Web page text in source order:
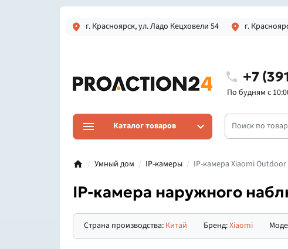
г. Красноярск, ул. Ладо Кецховели 54 г.
+7
По будням с
Каталог товаров
Умный дом IP-камеры IP-камера Xiaomi Outdoor
IP-камера наружного
Страна производства: Китай Бренд:Xiaomi